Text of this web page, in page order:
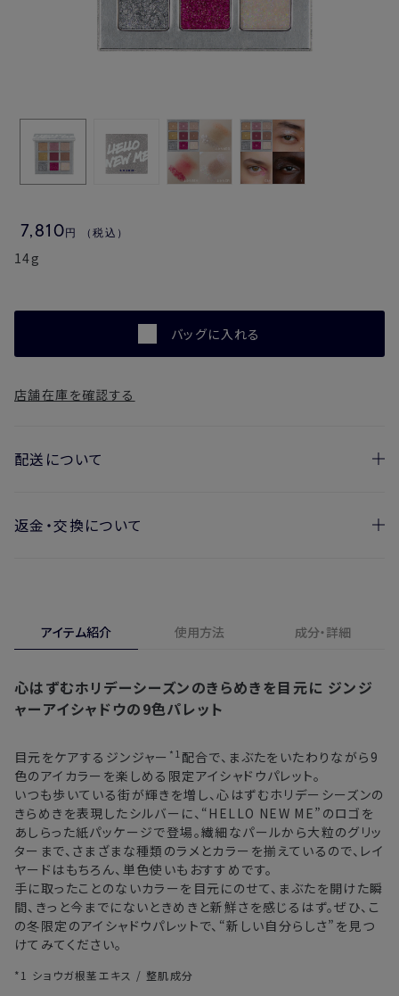
7,810円 （税込）
14g
バッグに入れる
店舗在庫を確認する
配送について
お届け日の目安
※新製品（限定製品）は除きます。
※定期販売のお申し込みは、7日後以降の配送となります。
注文後、お届けまでにかかる日数の目安
東北・関東・中部・関西 2〜3日
中国・四国・九州 3〜4日
沖縄県・離島 5〜8日
※以下に該当する場合、上記の日程で発送できない場合がござ
います。
・交通状況や天候による遅延
・ラッピングのご注文、繁忙期および休業期間中
返金・交換について
合、期間内*であれば、返金・交換サービスをご利用いただけ
ます。
オンラインストアでご購入の場合、発送完了メールの翌日から10日
間。対象の直営店舗でご購入の場合、購入日の翌日から7日間
アイテム紹介 使用方法 成分・詳細
心はずむホリデーシーズンのきらめきを目元に ジンジ
ャーアイシャドウの9色パレット
目元をケアするジンジャー *1 配合で、まぶたをいたわりながら9
色のアイカラーを楽しめる限定アイシャドウパレット。
いつも歩いている街が輝きを増し、心はずむホリデーシーズンの
きらめきを表現したシルバーに、“HELLO NEW ME”のロゴを
あしらった紙パッケージで登場。繊細なパールから大粒のグリッ
ターまで、さまざまな種類のラメとカラーを揃えているので、レイ
ヤードはもちろん、単色使いもおすすめです。
手に取ったことのないカラーを目元にのせて、まぶたを開けた瞬
間、きっと今までにないときめきと新鮮さを感じるはず。ぜひ、こ
の冬限定のアイシャドウパレットで、“新しい自分らしさ”を見つ
けてみてください。
*1 ショウガ根茎エキス / 整肌成分